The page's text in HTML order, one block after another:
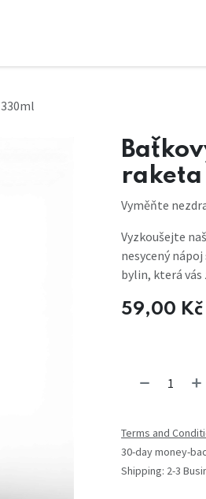
Vyměňte
Vyzkoušejte
nesycený
bylin, která vás
59,00 Kč
Terms and
30-day money-
Shipping: 2-3